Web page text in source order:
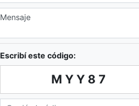
Escribí este código:
MYY87